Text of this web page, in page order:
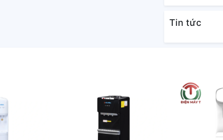
lượng từ Quacert, là một vật dụng hữu
sử dụng
Tin tức